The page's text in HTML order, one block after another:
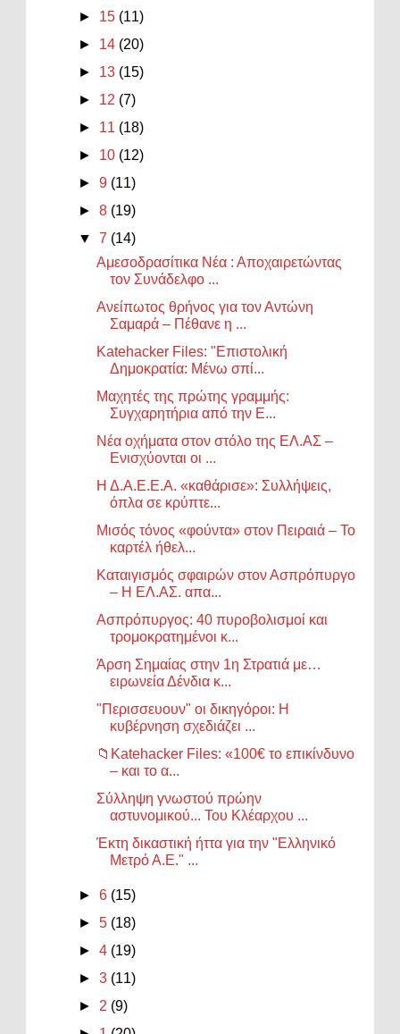
► 15 (11)
► 14 (20)
► 13 (15)
► 12 (7)
► 11 (18)
► 10 (12)
►9 (11)
►8 (19)
▼7 (14)
Αμεσοδρασίτικα Νέα : Αποχαιρετώντας
τον Συνάδελφο ...
Ανείπωτος θρήνος για τον Αντώνη
Σαμαρά – Πέθανε η ...
Katehacker Files: "Επιστολική
Δημοκρατία: Μένω σπί...
Μαχητές της πρώτης γραμμής:
Συγχαρητήρια από την Ε...
Νέα οχήματα στον στόλο της ΕΛ.ΑΣ –
Ενισχύονται οι ...
Η Δ.Α.Ε.Ε.Α. «καθάρισε»: Συλλήψεις,
όπλα σε κρύπτε...
Μισός τόνος «φούντα» στον Πειραιά – Το
καρτέλ ήθελ...
Καταιγισμός σφαιρών στον Ασπρόπυργο
– Η ΕΛ.ΑΣ. απα...
Ασπρόπυργος: 40 πυροβολισμοί και
τρομοκρατημένοι κ...
Άρση Σημαίας στην 1η Στρατιά με…
ειρωνεία Δένδια κ...
"Περισσευουν" οι δικηγόροι: Η
κυβέρνηση σχεδιάζει ...
📁Katehacker Files: «100€ το επικίνδυνο
– και το α...
Σύλληψη γνωστού πρώην
αστυνομικού... Του Κλέαρχου ...
Έκτη δικαστική ήττα για την "Ελληνικό
Μετρό Α.Ε." ...
►6 (15)
►5 (18)
►4 (19)
►3 (11)
► 2 (9)